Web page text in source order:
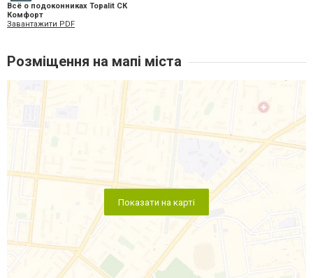
Всё о подоконниках Topalit СК
Комфорт
Завантажити PDF
Розміщення на мапі міста
Показати на карті